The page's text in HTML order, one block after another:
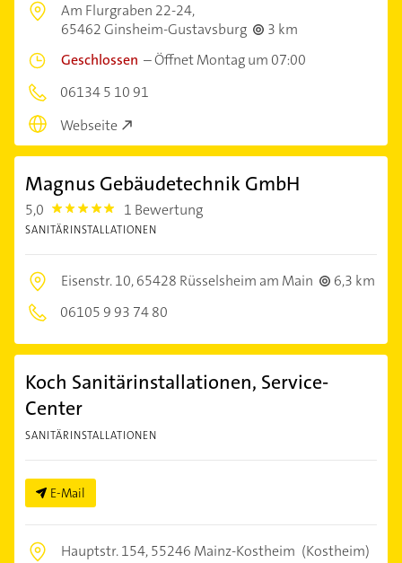
Am Flurgraben 22-24,
65462 Ginsheim-Gustavsburg
3 km
Geschlossen –Öffnet Montag um 07:00
06134 5 10 91
Webseite
Magnus Gebäudetechnik GmbH
5,0 5.0 1 Bewertung
SANITÄRINSTALLATIONEN
Eisenstr. 10,65428 Rüsselsheim am Main
6,3 km
06105 9 93 74 80
Koch Sanitärinstallationen, Service-
Center
SANITÄRINSTALLATIONEN
E-Mail
Hauptstr. 154,55246 Mainz-Kostheim (Kostheim)